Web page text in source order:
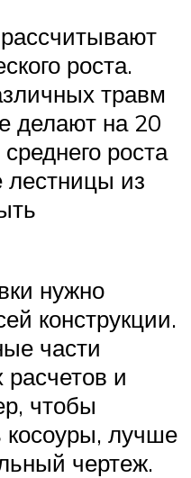
роста.
травм
делают на 20
роста
лестницы из
нужно
конструкции.
части
и
чтобы
косоуры, лучше
чертеж.